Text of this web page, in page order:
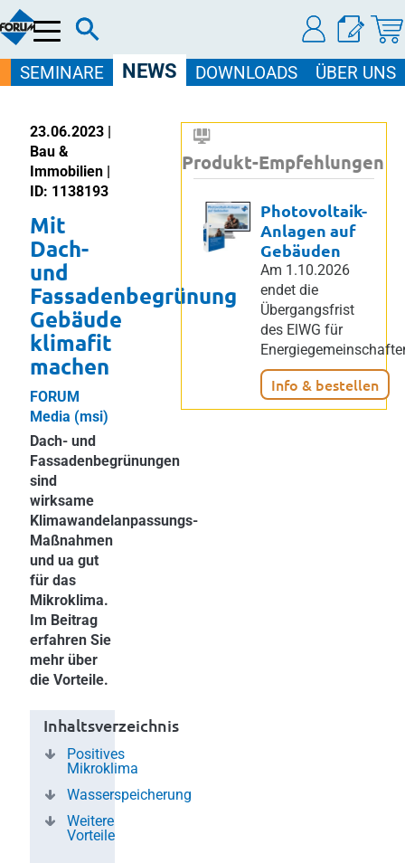
Menü
SEMINARE NEWS DOWNLOADS ÜBER UNS
23.06.2023 |
Bau &
Immobilien |
ID: 1138193
Mit
Dach-
und
Fassadenbegrünung
Gebäude
klimafit
machen
FORUM
Media (msi)
Dach- und
Fassadenbegrünungen
sind
wirksame
Klimawandelanpassungs-
Maßnahmen
und ua gut
für das
Mikroklima.
Im Beitrag
erfahren Sie
mehr über
die Vorteile.
Inhaltsverzeichnis
Positives
Mikroklima
Wasserspeicher ung
Weitere
Vorteile
Produkt-Empfehlungen
Photovoltaik-
Anlagen auf
Gebäuden
Am 1.10.2026
endet die
Übergangsfrist
des ElWG für
Info & bestellen